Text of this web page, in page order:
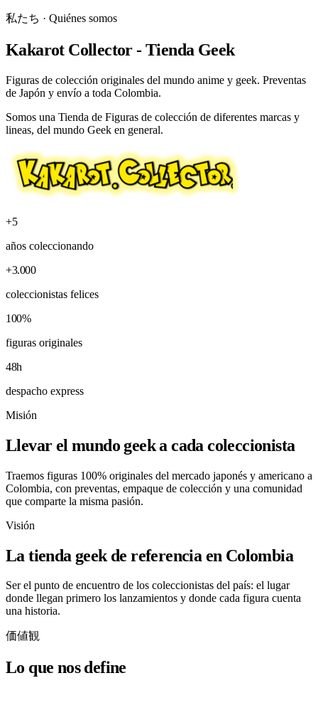
私たち · Quiénes somos
Kakarot Collector - Tienda Geek
Figuras de colección originales del mundo anime y geek. Preventas
de Japón y envío a toda Colombia.
Somos una Tienda de Figuras de colección de diferentes marcas y
lineas, del mundo Geek en general.
+5
años coleccionando
+3.000
coleccionistas felices
100%
figuras originales
48h
despacho express
Misión
Llevar el mundo geek a cada coleccionista
Traemos figuras 100% originales del mercado japonés y americano a
Colombia, con preventas, empaque de colección y una comunidad
que comparte la misma pasión.
Visión
La tienda geek de referencia en Colombia
Ser el punto de encuentro de los coleccionistas del país: el lugar
donde llegan primero los lanzamientos y donde cada figura cuenta
una historia.
価値観
Lo que nos define